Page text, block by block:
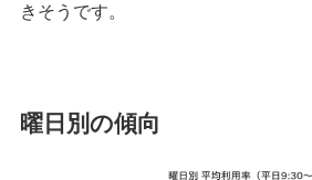
きそうです。
曜日別の傾向